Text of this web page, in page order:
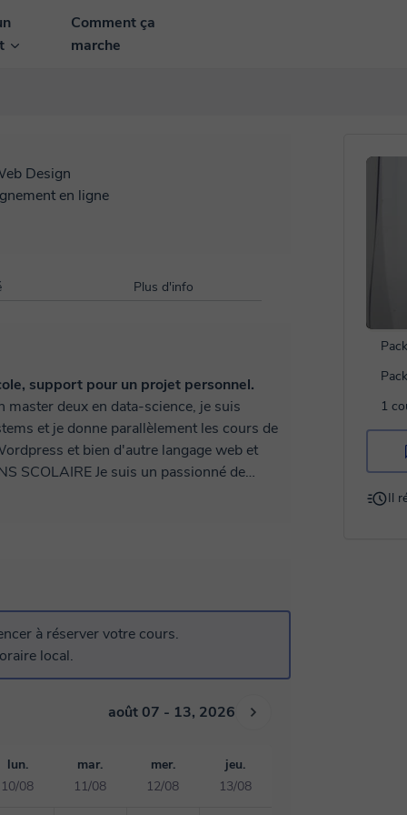
Comment ça
marche
1
Il
Design
en ligne
Plus d'info
support pour un projet personnel.
je le fait depuis ma classe de terminal
par
c'est de là qu'est né l'amour et la passion
et de retour à 95% positive (
à réserver votre cours.
local.
août 07 - 13, 2026
lun.
10/08
mar.
11/08
mer.
12/08
jeu.
13/08